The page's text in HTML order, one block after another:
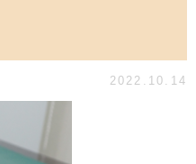
2022.10.14